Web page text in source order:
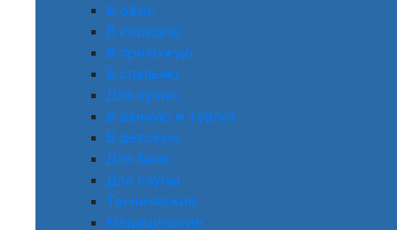
В офис
В коридор
В прихожую
В спальню
Для кухни
В ванную и туалет
В детскую
Для бани
Для сауны
Технические
Медицинские